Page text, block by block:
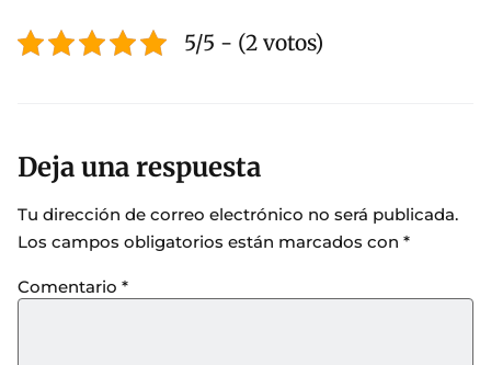
5/5 - (2 votos)
Deja una respuesta
Tu dirección de correo electrónico no será publicada.
Los campos obligatorios están marcados con *
Comentario *